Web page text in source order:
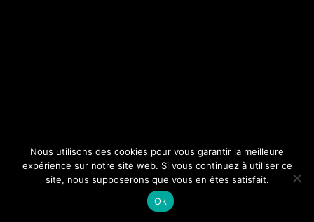
Nous utilisons des cookies pour vous garantir la meilleure
expérience sur notre site web. Si vous continuez à utiliser ce
site, nous supposerons que vous en êtes satisfait.
Ok